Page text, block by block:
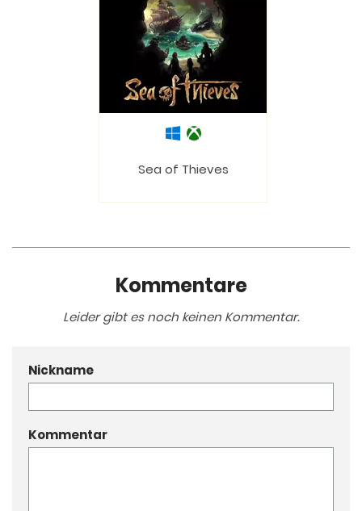
Sea of Thieves
Kommentare
Leider gibt es noch keinen Kommentar.
Nickname
Kommentar